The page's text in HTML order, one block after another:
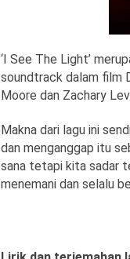
‘I See The Light’
soundtrack dalam film
Moore dan Zachary
Makna dari lagu ini
dan menganggap itu
sana tetapi kita sadar
menemani dan selalu